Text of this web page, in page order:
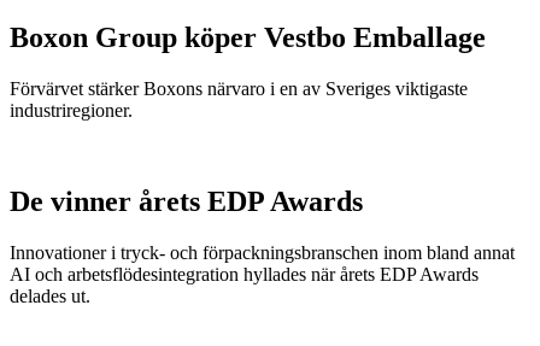
Boxon Group köper Vestbo Emballage
Förvärvet stärker Boxons närvaro i en av Sveriges viktigaste
industriregioner.
De vinner årets EDP Awards
Innovationer i tryck- och förpackningsbranschen inom bland annat
AI och arbetsflödesintegration hyllades när årets EDP Awards
delades ut.